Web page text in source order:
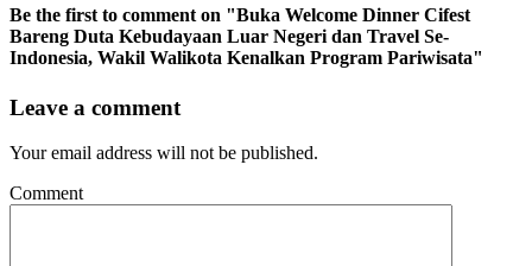
Be the first to comment on "Buka Welcome Dinner Cifest
Bareng Duta Kebudayaan Luar Negeri dan Travel Se-
Indonesia, Wakil Walikota Kenalkan Program Pariwisata"
Leave a comment
Your email address will not be published.
Comment